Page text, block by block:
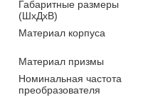
Габаритные размеры
(ШхДхВ)
Материал корпуса
Материал призмы
Номинальная частота
преобразователя